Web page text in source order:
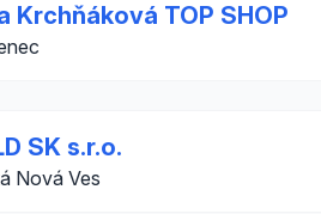
Krchňáková TOP SHOP
SK s.r.o.
Nová Ves